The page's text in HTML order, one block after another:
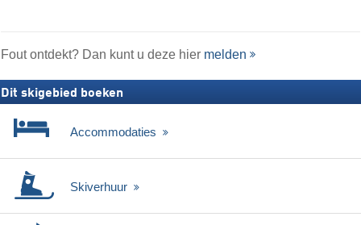
Fout ontdekt? Dan kunt u deze hier melden
Dit skigebied boeken
Accommodaties
Skiverhuur